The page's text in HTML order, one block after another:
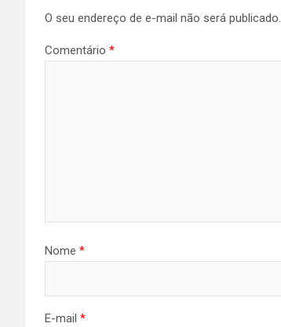
O seu endereço de e-mail não será publicado.
Comentário *
Nome *
E-mail *